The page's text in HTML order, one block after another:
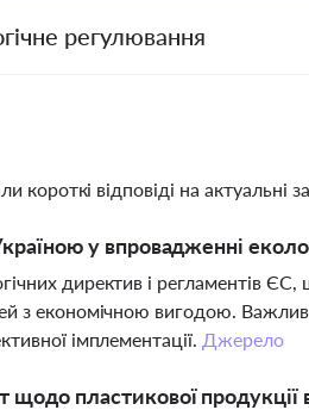
регулювання
короткі відповіді на актуальні
у впровадженні
директив і регламентів
з економічною вигодою.
імплементації. Джерело
пластикової продукції в